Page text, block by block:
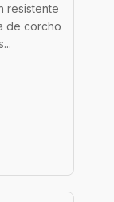
resistente
de corcho